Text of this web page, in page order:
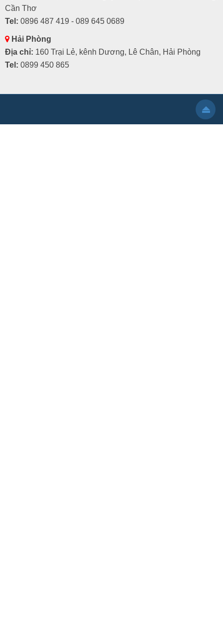
Cần Thơ
Tel: 0896 487 419 - 089 645 0689
Hải Phòng
Địa chỉ: 160 Trại Lẻ, kênh Dương, Lê Chân, Hải Phòng
Tel: 0899 450 865